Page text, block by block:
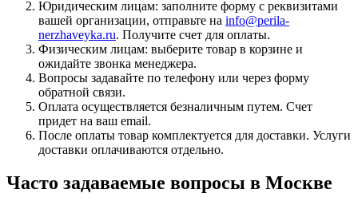
Юридическим лицам: заполните форму с реквизитами
вашей организации, отправьте на info@perila-
nerzhaveyka.ru. Получите счет для оплаты.
Физическим лицам: выберите товар в корзине и
ожидайте звонка менеджера.
Вопросы задавайте по телефону или через форму
обратной связи.
Оплата осуществляется безналичным путем. Счет
придет на ваш email.
После оплаты товар комплектуется для доставки. Услуги
доставки оплачиваются отдельно.
Часто задаваемые вопросы в Москве